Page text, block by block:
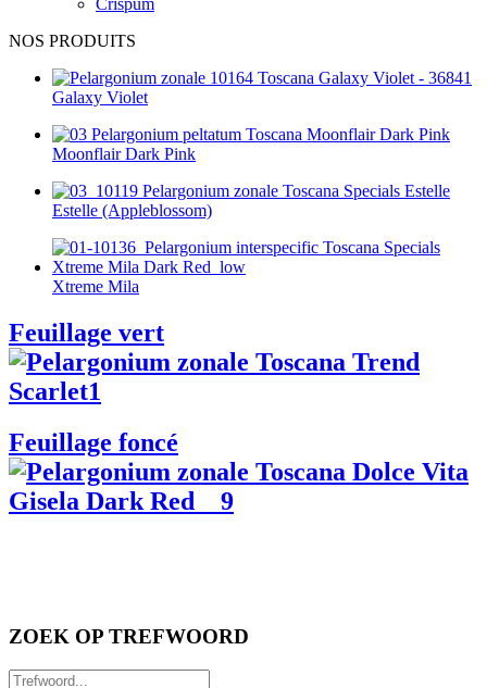
Crispum
NOS PRODUITS
Galaxy Violet
Moonflair Dark Pink
Estelle (Appleblossom)
Xtreme Mila
Feuillage vert
Feuillage foncé
ZOEK OP TREFWOORD